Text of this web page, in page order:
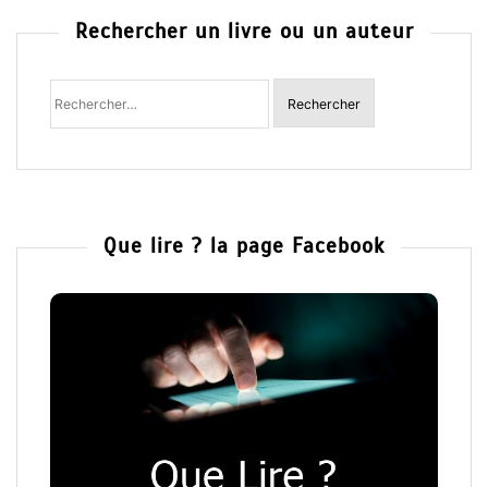
Rechercher un livre ou un auteur
Rechercher
Que lire ? la page Facebook